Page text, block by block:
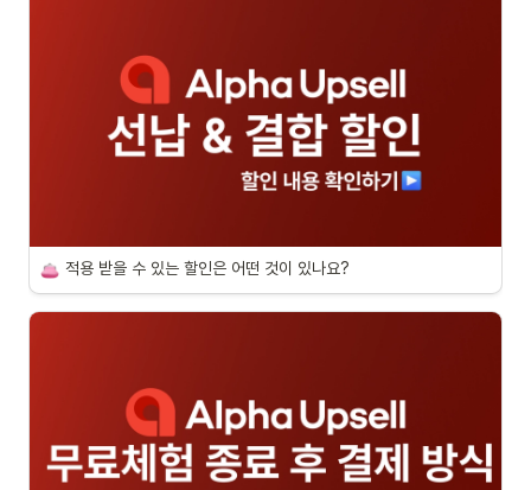
적용 받을 수 있는 할인은 어떤 것이 있나요?